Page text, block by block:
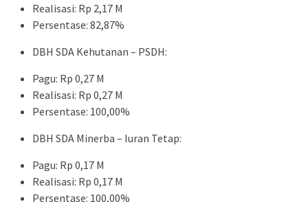
Realisasi: Rp 2,17 M
Persentase: 82,87%
DBH SDA Kehutanan – PSDH:
Pagu: Rp 0,27 M
Realisasi: Rp 0,27 M
Persentase: 100,00%
DBH SDA Minerba – Iuran Tetap:
Pagu: Rp 0,17 M
Realisasi: Rp 0,17 M
Persentase: 100,00%